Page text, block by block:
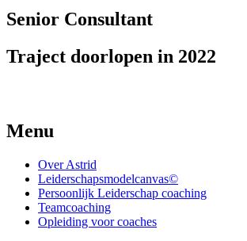
Senior Consultant
Traject doorlopen in 2022
Menu
Over Astrid
Leiderschapsmodelcanvas©
Persoonlijk Leiderschap coaching
Teamcoaching
Opleiding voor coaches